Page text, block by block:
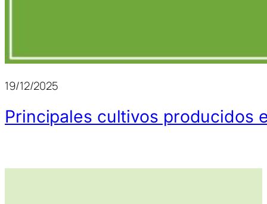
19/12/2025
Principales cultivos producidos